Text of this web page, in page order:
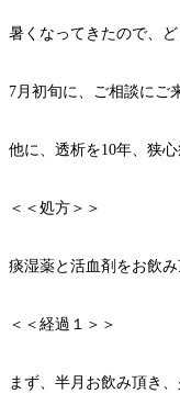
暑くなってきたので、
7月初旬に、ご相談にご
他に、透析を10年、狭
＜＜処方＞＞
痰湿薬と活血剤をお飲み
＜＜経過１＞＞
まず、半月お飲み頂き